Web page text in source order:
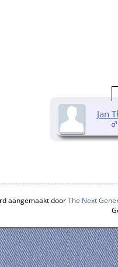
Jan
aangemaakt doorThe Next